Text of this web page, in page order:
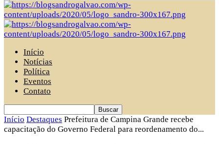
Início
Notícias
Política
Eventos
Contato
Início Destaques Prefeitura de Campina Grande recebe
capacitação do Governo Federal para reordenamento do...